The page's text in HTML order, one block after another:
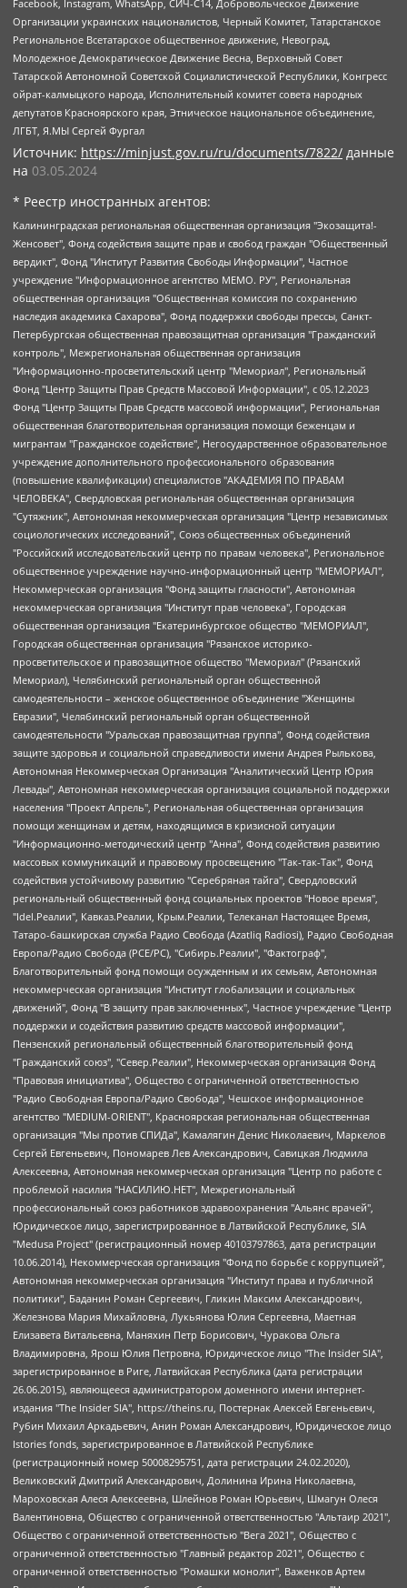
Facebook, Instagram, WhatsApp, СИЧ-С14, Добровольческое Движение
Организации украинских националистов, Черный Комитет, Татарстанское
Региональное Всетатарское общественное движение, Невоград,
Молодежное Демократическое Движение Весна, Верховный Совет
Татарской Автономной Советской Социалистической Республики, Конгресс
ойрат-калмыцкого народа, Исполнительный комитет совета народных
депутатов Красноярского края, Этническое национальное объединение,
ЛГБТ, Я.МЫ Сергей Фургал
Источник: https://minjust.gov.ru/ru/documents/7822/ данные
на 03.05.2024
* Реестр иностранных агентов:
Калининградская региональная общественная организация "Экозащита!-Женсовет", Фонд содействия защите прав и свобод граждан "Общественный вердикт", Фонд "Институт Развития Свободы Информации", Частное учреждение "Информационное агентство МЕМО. РУ", Региональная общественная организация "Общественная комиссия по сохранению наследия академика Сахарова", Фонд поддержки свободы прессы, Санкт-Петербургская общественная правозащитная организация "Гражданский контроль", Межрегиональная общественная организация "Информационно-просветительский центр "Мемориал", Региональный Фонд "Центр Защиты Прав Средств Массовой Информации", с 05.12.2023 Фонд "Центр Защиты Прав Средств массовой информации", Региональная общественная благотворительная организация помощи беженцам и мигрантам "Гражданское содействие", Негосударственное образовательное учреждение дополнительного профессионального образования (повышение квалификации) специалистов "АКАДЕМИЯ ПО ПРАВАМ ЧЕЛОВЕКА", Свердловская региональная общественная организация "Сутяжник", Автономная некоммерческая организация "Центр независимых социологических исследований", Союз общественных объединений "Российский исследовательский центр по правам человека", Региональное общественное учреждение научно-информационный центр "МЕМОРИАЛ", Некоммерческая организация "Фонд защиты гласности", Автономная некоммерческая организация "Институт прав человека", Городская общественная организация "Екатеринбургское общество "МЕМОРИАЛ", Городская общественная организация "Рязанское историко-просветительское и правозащитное общество "Мемориал" (Рязанский Мемориал), Челябинский региональный орган общественной самодеятельности – женское общественное объединение "Женщины Евразии", Челябинский региональный орган общественной самодеятельности "Уральская правозащитная группа", Фонд содействия защите здоровья и социальной справедливости имени Андрея Рылькова, Автономная Некоммерческая Организация "Аналитический Центр Юрия Левады", Автономная некоммерческая организация социальной поддержки населения "Проект Апрель", Региональная общественная организация помощи женщинам и детям, находящимся в кризисной ситуации "Информационно-методический центр "Анна", Фонд содействия развитию массовых коммуникаций и правовому просвещению "Так-так-Так", Фонд содействия устойчивому развитию "Серебряная тайга", Свердловский региональный общественный фонд социальных проектов "Новое время", "Idel.Реалии", Кавказ.Реалии, Крым.Реалии, Телеканал Настоящее Время, Татаро-башкирская служба Радио Свобода (Azatliq Radiosi), Радио Свободная Европа/Радио Свобода (PCE/PC), "Сибирь.Реалии", "Фактограф", Благотворительный фонд помощи осужденным и их семьям, Автономная некоммерческая организация "Институт глобализации и социальных движений", Фонд "В защиту прав заключенных", Частное учреждение "Центр поддержки и содействия развитию средств массовой информации", Пензенский региональный общественный благотворительный фонд "Гражданский союз", "Север.Реалии", Некоммерческая организация Фонд "Правовая инициатива", Общество с ограниченной ответственностью "Радио Свободная Европа/Радио Свобода", Чешское информационное агентство "MEDIUM-ORIENT", Красноярская региональная общественная организация "Мы против СПИДа", Камалягин Денис Николаевич, Маркелов Сергей Евгеньевич, Пономарев Лев Александрович, Савицкая Людмила Алексеевна, Автономная некоммерческая организация "Центр по работе с проблемой насилия "НАСИЛИЮ.НЕТ", Межрегиональный профессиональный союз работников здравоохранения "Альянс врачей", Юридическое лицо, зарегистрированное в Латвийской Республике, SIA "Medusa Project" (регистрационный номер 40103797863, дата регистрации 10.06.2014), Некоммерческая организация "Фонд по борьбе с коррупцией", Автономная некоммерческая организация "Институт права и публичной политики", Баданин Роман Сергеевич, Гликин Максим Александрович, Железнова Мария Михайловна, Лукьянова Юлия Сергеевна, Маетная Елизавета Витальевна, Маняхин Петр Борисович, Чуракова Ольга Владимировна, Ярош Юлия Петровна, Юридическое лицо "The Insider SIA", зарегистрированное в Риге, Латвийская Республика (дата регистрации 26.06.2015), являющееся администратором доменного имени интернет-издания "The Insider SIA", https://theins.ru, Постернак Алексей Евгеньевич, Рубин Михаил Аркадьевич, Анин Роман Александрович, Юридическое лицо Istories fonds, зарегистрированное в Латвийской Республике (регистрационный номер 50008295751, дата регистрации 24.02.2020), Великовский Дмитрий Александрович, Долинина Ирина Николаевна, Мароховская Алеся Алексеевна, Шлейнов Роман Юрьевич, Шмагун Олеся Валентиновна, Общество с ограниченной ответственностью "Альтаир 2021", Общество с ограниченной ответственностью "Вега 2021", Общество с ограниченной ответственностью "Главный редактор 2021", Общество с ограниченной ответственностью "Ромашки монолит", Важенков Артем Валерьевич, Ивановская областная общественная организация "Центр гендерных исследований", Гурман Юрий Альбертович, Медиапроект "ОВД-Инфо", Егоров Владимир Владимирович, Жилинский Владимир Александрович, Общество с ограниченной ответственностью "ЗП", Иванова София Юрьевна, Карезина Инна Павловна, Кильтау Екатерина Викторовна, Петров Алексей Викторович, Пискунов Сергей Евгеньевич, Смирнов Сергей Сергеевич, Тихонов Михаил Сергеевич, Общество с ограниченной ответственностью "ЖУРНАЛИСТ-ИНОСТРАННЫЙ АГЕНТ", Арапова Галина Юрьевна, Вольтская Татьяна Анатольевна, Американская компания "Mason G.E.S. Anonymous Foundation" (США), являющаяся владельцем интернет-издания https://mnews.world/, Компания "Stichting Bellingcat", зарегистрированная в Нидерландах (дата регистрации 11.07.2018), Захаров Андрей Вячеславович, Клепиковская Екатерина Дмитриевна, Общество с ограниченной ответственностью "МЕМО", Перл Роман Александрович, Симонов Евгений Алексеевич, Соловьева Елена Анатольевна, Сотников Даниил Владимирович, Сурначева Елизавета Дмитриевна, Автономная некоммерческая организация по защите прав человека и информированию населения "Якутия – Наше Мнение", Общество с ограниченной ответственностью "Москоу диджитал медиа", с 26.01.2023 Общество с ограниченной ответственностью "Чайка Белые сады", Ветошкина Валерия Валерьевна, Заговора Максим Александрович, Межрегиональное общественное движение "Российская ЛГБТ - сеть", Оленичев Максим Владимирович, Павлов Иван Юрьевич, Скворцова Елена Сергеевна, Общество с ограниченной ответственностью "Как бы инагент", Кочетков Игорь Викторович, Общество с ограниченной ответственностью "Честные выборы", Еланчик Олег Александрович, Общество с ограниченной ответственностью "Нобелевский призыв", Гималова Регина Эмилевна, Григорьев Андрей Валерьевич, Григорьева Алина Александровна, Ассоциация по содействию защите прав призывников, альтернативнослужащих и военнослужащих "Правозащитная группа "Гражданин.Армия.Право", Хисамова Регина Фаритовна, Автономная некоммерческая организация по реализации социально-правовых программ "Лилит", Дальневосточное общественное движение "Маяк", Санкт-Петербургская ЛГБТ-инициативная группа "Выход", Инициативная группа ЛГБТ+ "Реверс", Алексеев Андрей Викторович, Бекбулатова Таисия Львовна, Беляев Иван Михайлович, Владыкина Елена Сергеевна, Гельман Марат Александрович, Никульшина Вероника Юрьевна, Толоконникова Надежда Андреевна, Шендерович Виктор Анатольевич, Общество с ограниченной ответственностью "Данное сообщение", Общество с ограниченной ответственностью Издательский дом "Новая глава", Айнбиндер Александра Александровна, Московский комьюнити-центр для ЛГБТ+инициатив, Благотворительный фонд развития филантропии, Deutsche Welle (Германия, Kurt-Schumacher-Strasse 3, 53113 Bonn), Борзунова Мария Михайловна, Воробьев Виктор Викторович, Голубева Анна Львовна, Константинова Алла Михайловна, Малкова Ирина Владимировна, Мурадов Мурад Абдулгалимович, Осетинская Елизавета Николаевна, Понасенков Евгений Николаевич, Ганапольский Матвей Юрьевич, Киселев Евгений Алексеевич, Борухович Ирина Григорьевна, Дремин Иван Тимофеевич, Дубровский Дмитрий Викторович, Красноярская региональная общественная организация поддержки и развития альтернативных образовательных технологий и межкультурных коммуникаций "ИНТЕРРА", Маяковская Екатерина Алексеевна, Фейгин Марк Захарович, Филимонов Андрей Викторович, Дзугкоева Регина Николаевна, Доброхотов Роман Александрович, Дудь Юрий Александрович, Елкин Сергей Владимирович, Кругликов Кирилл Игоревич, Сабунаева Мария Леонидовна, Семенов Алексей Владимирович, Шаинян Карен Багратович, Шульман Екатерина Михайловна, Асафьев Артур Валерьевич, Вахштайн Виктор Семенович, Венедиктов Алексей Алексеевич, Лушникова Екатерина Евгеньевна, Волков Леонид Михайлович, Невзоров Александр Глебович, Пархоменко Сергей Борисович, Сироткин Ярослав Николаевич, Кара-Мурза Владимир Владимирович, Баранова Наталья Владимировна, Гозман Леонид Яковлевич, Кагарлицкий Борис Юльевич, Климарев Михаил Валерьевич, Милов Владимир Станиславович, Автономная некоммерческая организация Краснодарский центр современного искусства "Типография", Моргенштерн Алишер Тагирович, Соболь Любовь Эдуардовна, Общество с ограниченной ответственностью "ЛИЗА НОРМ", Каспаров Гарри Кимович, Ходорковский Михаил Борисович, Общество с ограниченной ответственностью "Апрельские тезисы", Данилович Ирина Брониславовна, Кашин Олег Владимирович, Петров Николай Владимирович, Пивоваров Алексей Владимирович, Соколов Михаил Владимирович, Цветкова Юлия Владимировна, Чичваркин Евгений Александрович, Комитет против пыток/Команда против пыток, Общество с ограниченной ответственностью "Первый научный", Общество с ограниченной ответственностью "Вертолет и ко", Белоцерковская Вероника Борисовна, Кац Максим Евгеньевич, Лазарева Татьяна Юрьевна, Шаведдинов Руслан Табризович, Яшин Илья Валерьевич, Общество с ограниченной ответственностью "Иноагент ААВ", Алешковский Дмитрий Петрович, Альбац Евгения Марковна, Быков Дмитрий Львович, Галямина Юлия Евгеньевна, Лойко Сергей Леонидович, Мартынов Кирилл Константинович, Медведев Сергей Александрович, Крашенинников Федор Геннадиевич, Гордеева Катерина Вл